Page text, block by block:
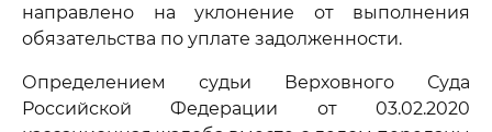
направлено на уклонение от выполнения
обязательства по уплате задолженности.
Определением судьи Верховного Суда
Российской Федерации от 03.02.2020